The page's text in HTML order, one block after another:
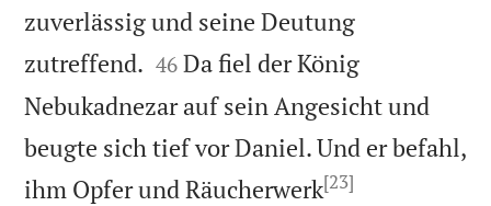
zuverlässig und seine Deutung
zutreffend. 

46 Da fiel der König
Nebukadnezar auf sein Angesicht und
beugte sich tief vor Daniel. Und er befahl,
ihm Opfer und Räucherwerk[23]